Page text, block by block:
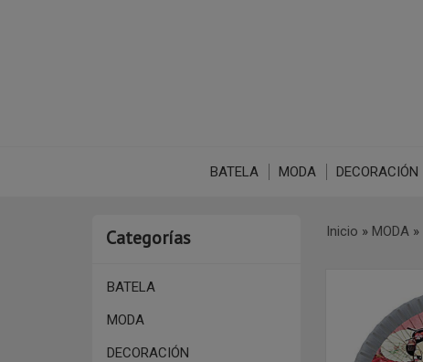
BATELA MODA DECORACIÓN
Categorías
BATELA
MODA
DECORACIÓN
Inicio » MODA»